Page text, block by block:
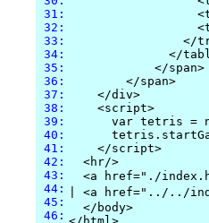
31:
32:
33:
34:
35:
36:
37:
38:
39:
40:
41:
42:
43:
44:
45:
46:
</
</
            </span>
        </span>
    </div>
    <script>
var tetris =
    </script>
  <hr/>
<a href="./
| <a href="../../
  </body>